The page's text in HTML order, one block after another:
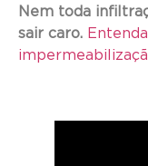
Nem toda
sair caro.